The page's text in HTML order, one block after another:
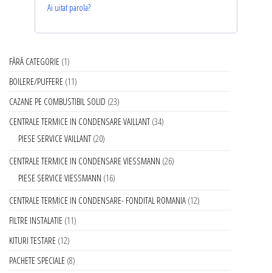
Ai uitat parola?
FĂRĂ CATEGORIE 1
BOILERE/PUFFERE 11
CAZANE PE COMBUSTIBIL SOLID 23
CENTRALE TERMICE IN CONDENSARE VAILLANT 34
PIESE SERVICE VAILLANT 20
CENTRALE TERMICE IN CONDENSARE VIESSMANN 26
PIESE SERVICE VIESSMANN 16
CENTRALE TERMICE IN CONDENSARE- FONDITAL ROMANIA 12
FILTRE INSTALATIE 11
KITURI TESTARE 12
PACHETE SPECIALE 8